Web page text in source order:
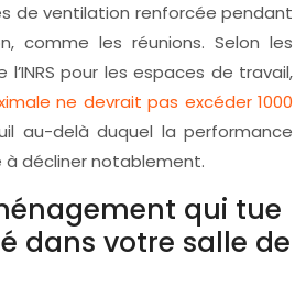
de ventilation renforcée pendant
comme les réunions. Selon les
pour les espaces de travail,
ne devrait pas excéder 1000
au-delà duquel la performance
décliner notablement.
qui tue
dans votre salle de